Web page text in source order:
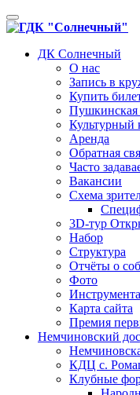
Toggle
navigation
ДК Солнечный
О нас
Запись в
Купить
Пушкинская
Культурный
Аренда
Обратная
Часто
Вакансии
Схема
3D-тур
Набор
Структура
Отчёты о
Фото
Карта сайта
Премия
Немчиновский
КДЦ с.
Клубные